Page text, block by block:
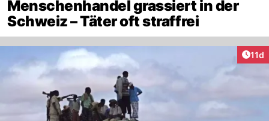
Menschenhandel grassiert in der
Schweiz – Täter oft straffrei
11d